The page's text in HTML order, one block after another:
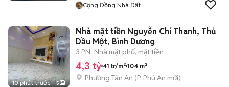
Cộng Đồng Nhà Đất
10 phút trước 5
Nhà mặt tiền Nguyễn Chí Thanh, Thủ
Dầu Một, Bình Dương
3 PN Nhà mặt phố, mặt tiền
4,3 tỷ 41 tr/m² 104 m²
Phường Tân An (P. Phú An mới)